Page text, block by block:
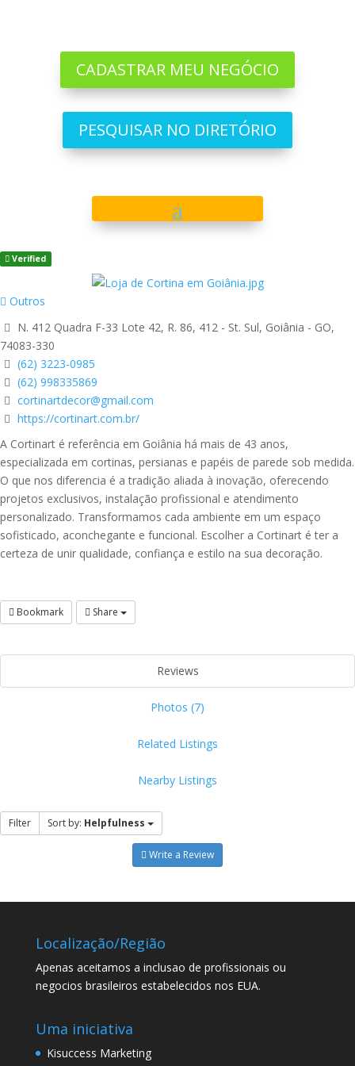
CADASTRAR MEU NEGÓCIO
PESQUISAR NO DIRETÓRIO
Verified
Outros
N. 412 Quadra F-33 Lote 42, R. 86, 412 - St. Sul, Goiânia - GO,
74083-330
(62) 3223-0985
(62) 998335869
cortinartdecor@gmail.com
https://cortinart.com.br/
A Cortinart é referência em Goiânia há mais de 43 anos,
especializada em cortinas, persianas e papéis de parede sob medida.
O que nos diferencia é atradição aliada à inovação, oferecendo
projetos exclusivos, instalação profissional e atendimento
personalizado. Transformamos cada ambiente em um espaço
sofisticado, aconchegante e funcional. Escolher a Cortinart é ter a
certeza de unir qualidade, confiança e estilo na sua decoração.
Bookmark Share
Reviews
Photos (7)
Related Listings
Nearby Listings
Filter Sort by: Helpfulness
Write a Review
Localização/Região
Apenas aceitamos a inclusao de profissionais ou
negocios brasileiros estabelecidos nos EUA.
Uma iniciativa
Kisuccess Marketing